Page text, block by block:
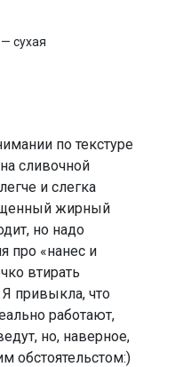
сухая
по текстуре
сливочной
и слегка
жирный
но надо
про «нанес и
втирать
привыкла, что
работают,
но, наверное,
обстоятельстом:)